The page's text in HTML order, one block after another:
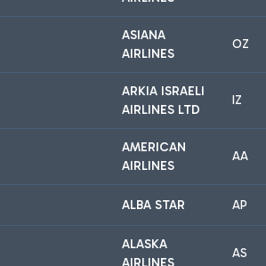
ASIANA
AIRLINES
OZ
ARKIA ISRAELI
AIRLINES LTD
IZ
AMERICAN
AIRLINES
AA
ALBA STAR AP
ALASKA
AIRLINES
AS